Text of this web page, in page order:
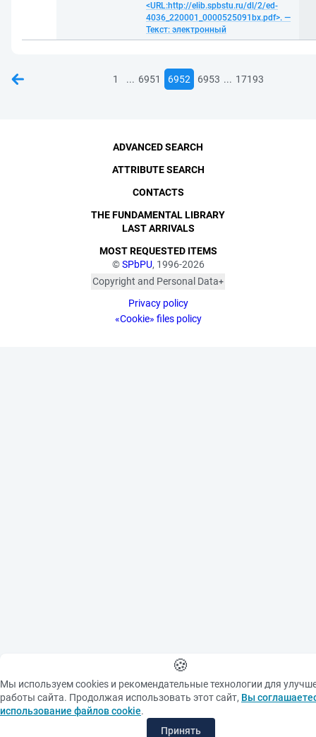
<URL:http://elib.spbstu.ru/dl/2/ed-
4036_220001_0000525091bx.pdf>. —
Текст: электронный
1 ... 6951 6952 6953 ... 17193
©SPbPU, 1996-2026
Copyright and Personal Data
published with the
consent of the individuals
Privacy policy
«Cookie» files policy
ADVANCED SEARCH
ATTRIBUTE SEARCH
CONTACTS
THE FUNDAMENTAL LIBRARY
LAST ARRIVALS
MOST REQUESTED ITEMS
🍪
Мы используем cookies и рекомендательные технологии для
работы сайта. Продолжая использовать этот сайт, Вы
использование файлов cookie.
Принять